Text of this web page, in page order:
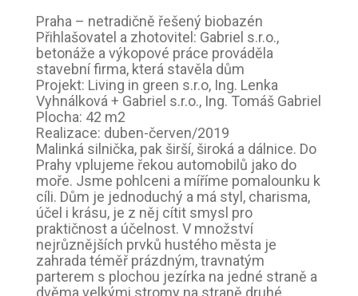
Praha – netradičně řešený biobazén
Přihlašovatel a zhotovitel: Gabriel s.r.o.,
betonáže a výkopové práce prováděla
stavební firma, která stavěla dům
Projekt: Living in green s.r.o, Ing. Lenka
Vyhnálková + Gabriel s.r.o., Ing. Tomáš Gabriel
Plocha: 42 m2
Realizace: duben-červen/2019
Malinká silnička, pak širší, široká a dálnice. Do
Prahy vplujeme řekou automobilů jako do
moře. Jsme pohlceni a míříme pomalounku k
cíli. Dům je jednoduchý a má styl, charisma,
účel i krásu, je z něj cítit smysl pro
praktičnost a účelnost. V množství
nejrůznějších prvků hustého města je
zahrada téměř prázdným, travnatým
parterem s plochou jezírka na jedné straně a
dvěma velkými stromy na straně druhé.